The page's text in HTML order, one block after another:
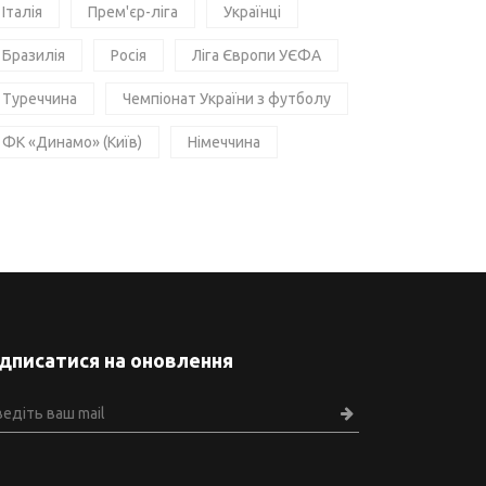
Італія Прем'єр-ліга Українці
Бразилія Росія Ліга Європи УЄФА
Туреччина Чемпіонат України з футболу
ФК «Динамо» (Київ) Німеччина
на оновлення